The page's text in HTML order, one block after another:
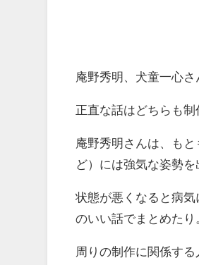
庵野秀明、 犬童一心さ
正直な話はどちらも制
庵野秀明さんは、も
ど）には強気な姿勢を
状態が悪くなると病
のいい話でまとめたり
周りの制作に関係す